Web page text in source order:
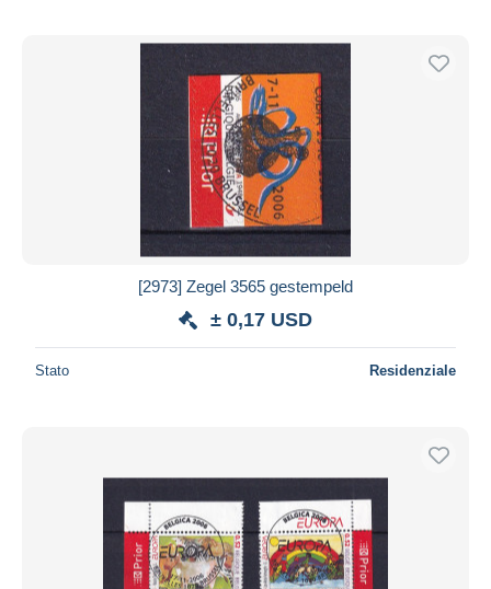
[2973] Zegel 3565 gestempeld
± 0,17 USD
Stato Residenziale